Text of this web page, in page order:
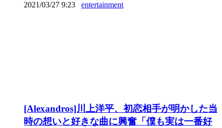
2021/03/27 9:23 entertainment
[Alexandros]川上洋平、初恋相手が明かした当
時の想いと好きな曲に興奮「僕も実は一番好